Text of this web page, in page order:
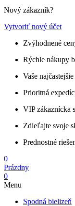
Nový zákazník?
Vytvoriť nový účet
Zvýhodnené
Rýchle nákupy
Vaše
Prioritná
VIP zákaznícka
Zdieľajte svoje
Prednostné
0
Prázdny
0
Menu
Spodná bielizeň